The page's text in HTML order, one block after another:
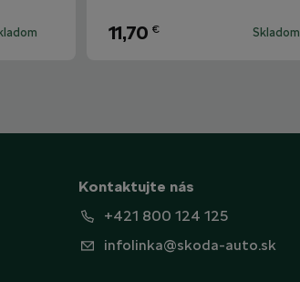
11,70 € Skladom
Kontaktujte nás
+421 800 124 125
infolinka@skoda-auto.sk